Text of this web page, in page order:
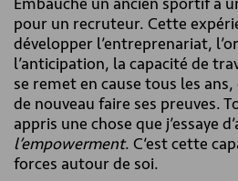
pour un recruteur. Cette
développer l’entreprenariat,
l’anticipation, la capacité de
se remet en cause tous les
de nouveau faire ses preuves.
appris une chose que j’essaye
l’empowerment. C‘est cette
forces autour de soi.